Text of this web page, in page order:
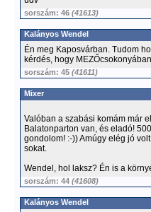
sorszám: 46 (41613)
Kalányos Wendel
Én meg Kaposvárban. Tudom
kérdés, hogy
sorszám: 45 (41611)
Mixer
Valóban a szabási komám már
Balatonparton van, és eladó!
gondolom! :-)) Amúgy elég jó
sokat.
Wendel, hol laksz? Én is a
sorszám: 44 (41608)
Kalányos Wendel